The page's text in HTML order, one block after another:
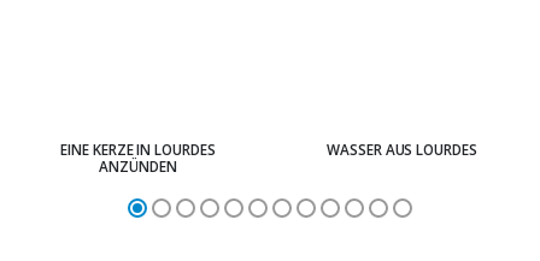
EINE KERZE IN LOURDES
ANZÜNDEN
WASSER AUS LOURDES